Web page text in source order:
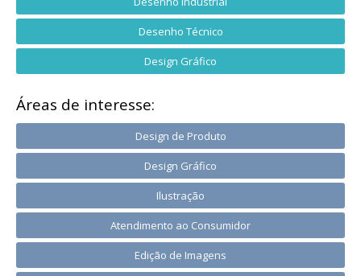
Desenho Técnico
Design Gráfico
Áreas de interesse:
Design de Produto
Design Gráfico
Ilustração
Atendimento ao Consumidor
Edição de Imagens